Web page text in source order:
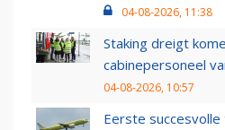
04-08-2026, 11:38
Staking dreigt
cabinepersoneel
04-08-2026, 10:57
Eerste